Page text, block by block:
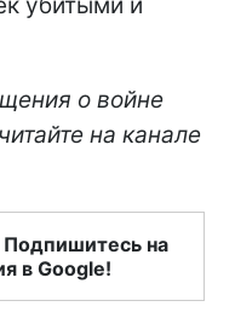
о войне
на канале
Подпишитесь на
в Google!